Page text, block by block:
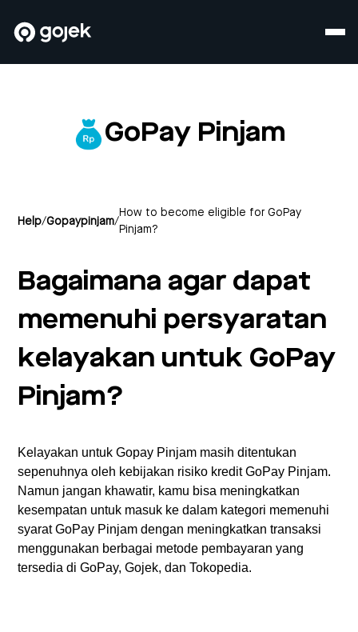
GoPay Pinjam
Help/Gopaypinjam/
How to become eligible for GoPay
Pinjam?
Bagaimana agar dapat
memenuhi persyaratan
kelayakan untuk GoPay
Pinjam?
Kelayakan untuk Gopay Pinjam masih ditentukan
sepenuhnya oleh kebijakan risiko kredit GoPay Pinjam.
Namun jangan khawatir, kamu bisa meningkatkan
kesempatan untuk masuk ke dalam kategori memenuhi
syarat GoPay Pinjam dengan meningkatkan transaksi
menggunakan berbagai metode pembayaran yang
tersedia di GoPay, Gojek, dan Tokopedia.